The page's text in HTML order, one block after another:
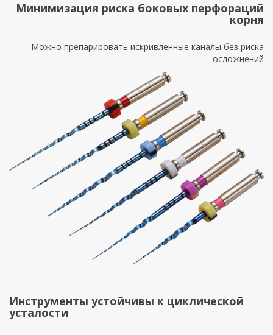
Минимизация риска боковых перфораций
корня
Можно препарировать искривленные каналы без риска
осложнений
Инструменты устойчивы к циклической
усталости